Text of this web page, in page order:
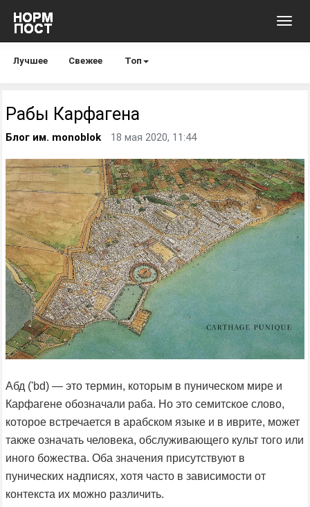
Лучшее Свежее Топ
Рабы Карфагена
Блог им. monoblok 18 мая 2020, 11:44
Абд ('bd) — это термин, которым в пуническом мире и
Карфагене обозначали раба. Но это семитское слово,
которое встречается в арабском языке и в иврите, может
также означать человека, обслуживающего культ того или
иного божества. Оба значения присутствуют в
пунических надписях, хотя часто в зависимости от
контекста их можно различить.